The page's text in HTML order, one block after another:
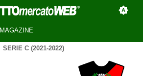
MAGAZINE
SERIE C (2021-2022)